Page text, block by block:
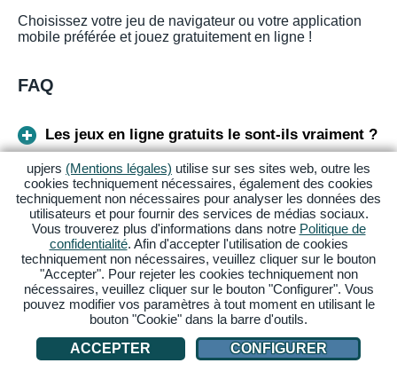
Choisissez votre jeu de navigateur ou votre application
mobile préférée et jouez gratuitement en ligne !
FAQ
Les jeux en ligne gratuits le sont-ils vraiment ?
Quels jeux peut-on télécharger gratuitement ?
Quels sont les jeux en ligne les plus populaires
?
Où peut-on jouer à des jeux en ligne gratuits ?
upjers (Mentions légales) utilise sur ses sites web, outre les
cookies techniquement nécessaires, également des cookies
techniquement non nécessaires pour analyser les données des
utilisateurs et pour fournir des services de médias sociaux.
Vous trouverez plus d'informations dans notre Politique de
confidentialité. Afin d'accepter l'utilisation de cookies
techniquement non nécessaires, veuillez cliquer sur le bouton
"Accepter". Pour rejeter les cookies techniquement non
nécessaires, veuillez cliquer sur le bouton "Configurer". Vous
pouvez modifier vos paramètres à tout moment en utilisant le
bouton "Cookie" dans la barre d'outils.
ACCEPTER
CONFIGURER